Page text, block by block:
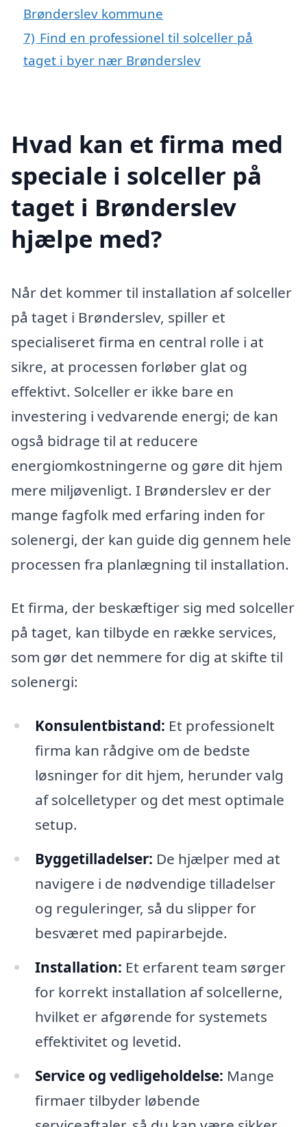
Brønderslev kommune
7) Find en professionel til solceller på
taget i byer nær Brønderslev
Hvad kan et firma med
speciale i solceller på
taget i Brønderslev
hjælpe med?
Når det kommer til installation af solceller
på taget i Brønderslev, spiller et
specialiseret firma en central rolle i at
sikre, at processen forløber glat og
effektivt. Solceller er ikke bare en
investering i vedvarende energi; de kan
også bidrage til at reducere
energiomkostningerne og gøre dit hjem
mere miljøvenligt. I Brønderslev er der
mange fagfolk med erfaring inden for
solenergi, der kan guide dig gennem hele
processen fra planlægning til installation.
Et firma, der beskæftiger sig med solceller
på taget, kan tilbyde en række services,
som gør det nemmere for dig at skifte til
solenergi:
Konsulentbistand: Et professionelt
firma kan rådgive om de bedste
løsninger for dit hjem, herunder valg
af solcelletyper og det mest optimale
setup.
Byggetilladelser: De hjælper med at
navigere i de nødvendige tilladelser
og reguleringer, så du slipper for
besværet med papirarbejde.
Installation: Et erfarent team sørger
for korrekt installation af solcellerne,
hvilket er afgørende for systemets
effektivitet og levetid.
Service og vedligeholdelse: Mange
firmaer tilbyder løbende